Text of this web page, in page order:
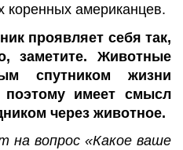
коренных американцев.
проявляет себя так,
заметите. Животные
спутником жизни
имеет смысл
через животное.
на вопрос «Какое ваше